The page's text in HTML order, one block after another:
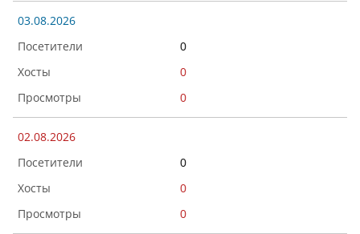
03.08.2026
0
0
0
02.08.2026
0
0
0